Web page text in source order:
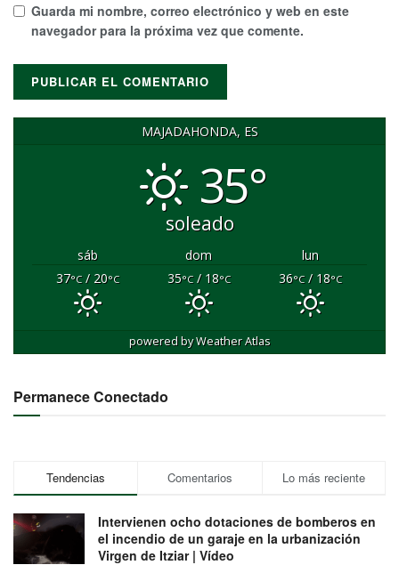
Guarda mi nombre, correo electrónico y web en este
navegador para la próxima vez que comente.
MAJADAHONDA, ES
35°
soleado
sáb dom
lun
37°C/ 20°C 35°C/ 18°C 36°C/ 18°C
powered byWeather Atlas
Permanece Conectado
Tendencias Comentarios Lo más reciente
Intervienen ocho dotaciones de bomberos en
el incendio de un garaje en la urbanización
Virgen de Itziar | Vídeo